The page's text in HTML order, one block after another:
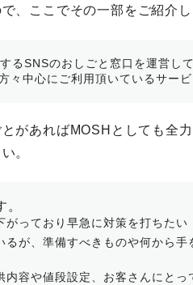
、ここでその一部をご紹介し
るSNSのおしごと窓口を運営し
中心にご利用頂いているサービ
があればMOSHとしても全
。
がっており 早急に対策を打ちたい
が、 準備すべきものや何から手
容や値段設定、お客さんにとっ